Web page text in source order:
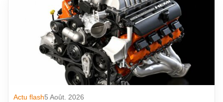
Actu flash5 Août. 2026